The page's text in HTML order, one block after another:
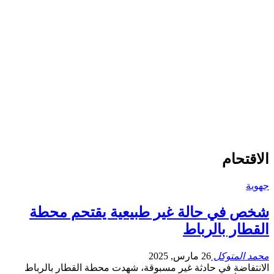
الاقتحام
جهوية
شخص في حالة غير طبيعية يقتحم محطة
القطار بالرباط
محمد المتوكل 26 مارس, 2025
الانتفاضة في حادثة غير مسبوقة، شهدت محطة القطار بالرباط